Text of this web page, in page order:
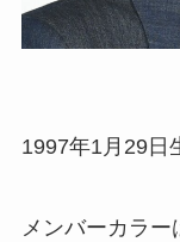
1997年1月29日
メンバーカラー